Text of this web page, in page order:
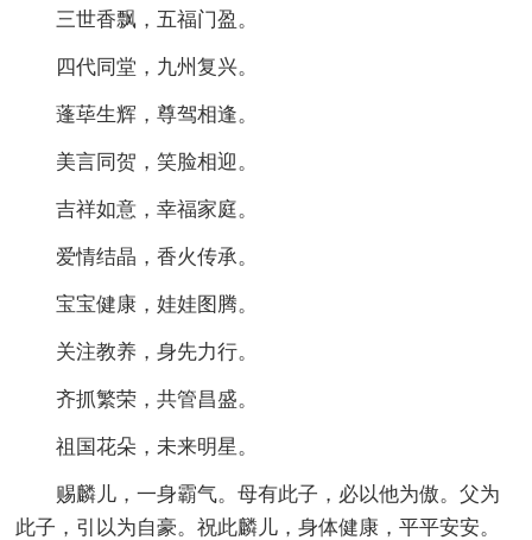
三世香飘，五福门盈。
四代同堂，九州复兴。
蓬荜生辉，尊驾相逢。
美言同贺，笑脸相迎。
吉祥如意，幸福家庭。
爱情结晶，香火传承。
宝宝健康，娃娃图腾。
关注教养，身先力行。
齐抓繁荣，共管昌盛。
祖国花朵，未来明星。
赐麟儿，一身霸气。母有此子，必以他为傲。父为
此子，引以为自豪。祝此麟儿，身体健康，平平安安。